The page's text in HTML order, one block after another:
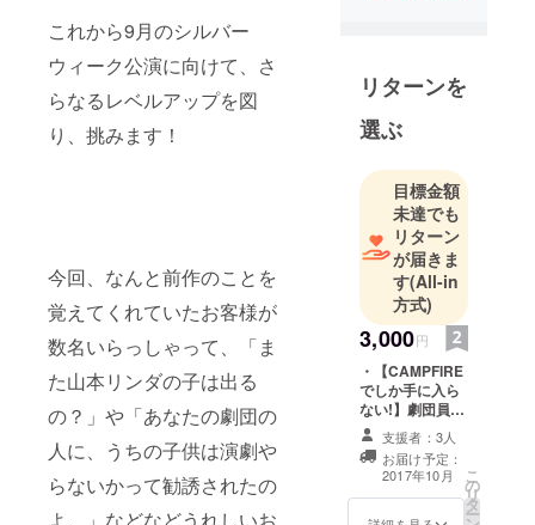
これから9月のシルバー
ウィーク公演に向けて、さ
らなるレベルアップを図
り、挑みます！
今回、なんと前作のことを
覚えてくれていたお客様が
数名いらっしゃって、「ま
た山本リンダの子は出る
の？」や「あなたの劇団の
人に、うちの子供は演劇や
らないかって勧誘されたの
お客様にお
届けする」
ことを使命
にありとあ
らゆる形態
のエンタメ
作品を企
画・製作し
ています。
リターンを
選ぶ
目標金額
未達でも
リターン
が届きま
す(All-in
方式)
3,000円
・【CAMPFIRE
でしか手に入ら
ない!】劇団員５
名それぞれのサ
イン入り・非売
品ブロマイド ・
ホームページに
スペシャルサン
支援者：3人
お届け予定：
2017年10月
こ
の
リ
タ
ー